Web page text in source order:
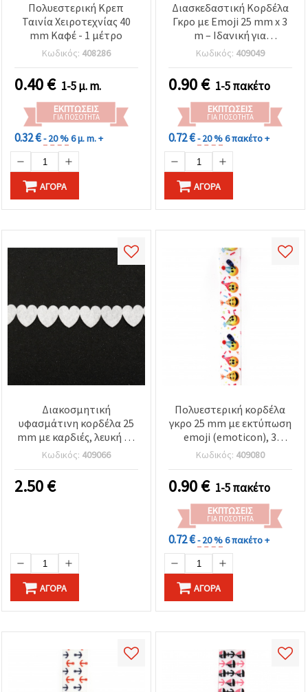
Πολυεστερική Κρεπ
Ταινία Χειροτεχνίας 40
mm Καφέ - 1 μέτρο
Κωδικός: 408286
0.40€ 1-5 μ. m.
ΕΚΠΤΏΣΕΙΣ
ΓΙΑ ΠΟΣΌΤΗΤΑ
0.32 €- 20 %6 μ. m. +
ΑΓΟΡΆ
Διασκεδαστική Κορδέλα
Γκρο με Emoji 25 mm x 3
m – Ιδανική για
Δημιουργική Συσκευασία
Δώρου, Ευχετήριες
Κάρτες & Χειροτεχνίες
Κωδικός: 409049
0.90€ 1-5 πακέτο
ΕΚΠΤΏΣΕΙΣ
ΓΙΑ ΠΟΣΌΤΗΤΑ
0.72 €- 20 %6 πακέτο +
ΑΓΟΡΆ
Διακοσμητική
υφασμάτινη κορδέλα 25
mm με καρδιές, λευκή - 9
μέτρα
Κωδικός: 409066
2.50€
ΑΓΟΡΆ
Πολυεστερική κορδέλα
γκρο 25 mm με εκτύπωση
emoji (emoticon), 3
μέτρα
Κωδικός: 409080
0.90€ 1-5 πακέτο
ΕΚΠΤΏΣΕΙΣ
ΓΙΑ ΠΟΣΌΤΗΤΑ
0.72 €- 20 %6 πακέτο +
ΑΓΟΡΆ